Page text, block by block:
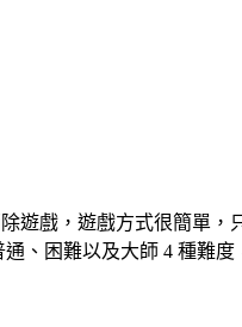
遊戲，遊戲方式很簡單
、困難以及大師 4 種難